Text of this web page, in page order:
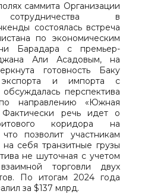
саммита Организации
сотрудничества в
состоялась встреча
по экономическим
Барадара с премьер-
Али Асадовым, на
готовность Баку
и импорта с
перспектива
направлению «Южная
Фактически речь идет о
коридора на
позволит участникам
себя транзитные грузы
не шуточная с учетом
торговли двух
По итогам 2024 года
за $137 млрд.